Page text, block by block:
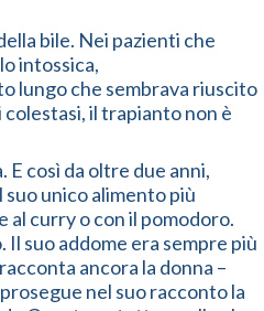
bile. Nei pazienti che
intossica,
lungo che sembrava riuscito
il trapianto non è
così da oltre due anni,
unico alimento più
al curry o con il pomodoro.
suo addome era sempre più
ancora la donna –
nel suo racconto la